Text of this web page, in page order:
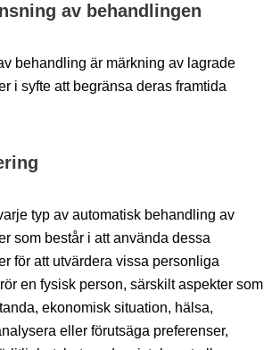
av behandlingen
behandling är märkning av lagrade
i syfte att begränsa deras framtida
typ av automatisk behandling av
som består i att använda dessa
för att utvärdera vissa personliga
en fysisk person, särskilt aspekter som
ekonomisk situation, hälsa,
eller förutsäga preferenser,